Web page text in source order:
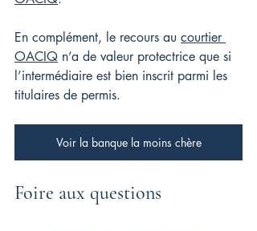
En complément, le recours au courtier
OACIQ n’a de valeur protectrice que si
l’intermédiaire est bien inscrit parmi les
titulaires de permis.
Voir la banque la moins chère
Foire aux questions